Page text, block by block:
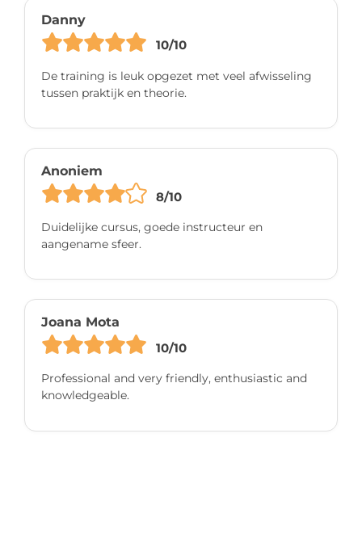
Danny
10/10
De training is leuk opgezet met veel afwisseling
tussen praktijk en theorie.
Anoniem
8/10
Duidelijke cursus, goede instructeur en
aangename sfeer.
Joana Mota
10/10
Professional and very friendly, enthusiastic and
knowledgeable.